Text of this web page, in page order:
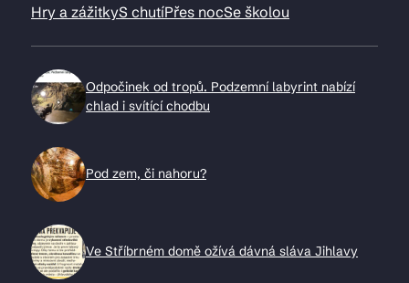
Hry a zážitkyS chutíPřes nocSe školou
Odpočinek od tropů. Podzemní labyrint nabízí
chlad i svítící chodbu
Pod zem, či nahoru?
Ve Stříbrném domě ožívá dávná sláva Jihlavy